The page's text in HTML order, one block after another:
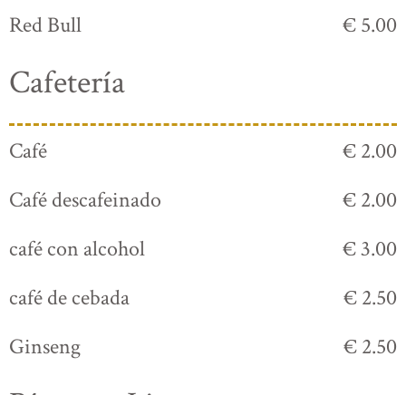
Red Bull
€ 5.00
Cafetería
Café
€ 2.00
Café descafeinado
€ 2.00
café con alcohol
€ 3.00
café de cebada
€ 2.50
Ginseng
€ 2.50